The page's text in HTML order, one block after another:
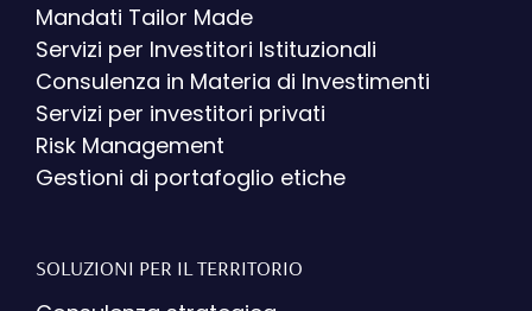
Mandati Tailor Made
Servizi per Investitori Istituzionali
Consulenza in Materia di Investimenti
Servizi per investitori privati
Risk Management
Gestioni di portafoglio etiche
SOLUZIONI PER IL TERRITORIO